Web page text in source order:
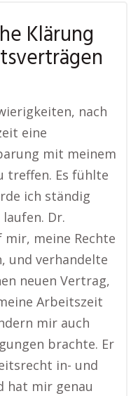
Klärung
nach
eine
mit meinem
treffen. Es fühlte
ich ständig
Dr.
mir, meine Rechte
und verhandelte
neuen Vertrag,
Arbeitszeit
mir auch
brachte. Er
in- und
hat mir genau